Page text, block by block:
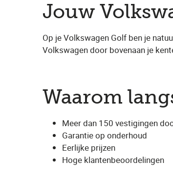
Jouw
Op je Volkswagen Golf ben je
Volkswagen door bovenaan je
Waarom
Meer dan 150 vestigingen
Garantie op onderhoud
Eerlijke prijzen
Hoge klantenbeoordelingen